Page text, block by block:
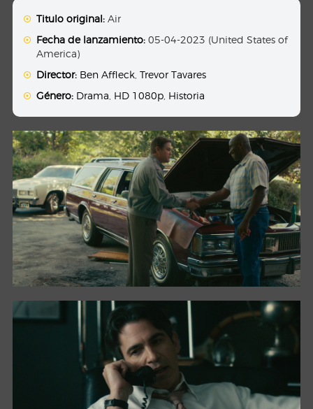
Titulo original: Air
Fecha de lanzamiento: 05-04-2023 (United States of
America)
Director: Ben Affleck ,Trevor Tavares
Género: Drama HD 1080p Historia